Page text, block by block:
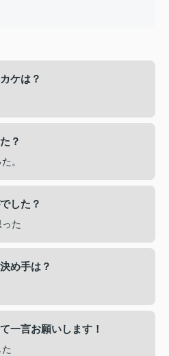
ケは？
？
。
した？
た
め手は？
一言お願いします！